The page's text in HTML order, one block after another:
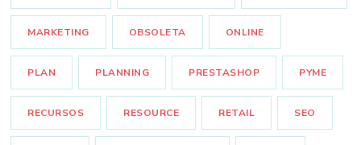
MARKETING OBSOLETA ONLINE
PLAN PLANNING PRESTASHOP PYME
RECURSOS RESOURCE RETAIL SEO